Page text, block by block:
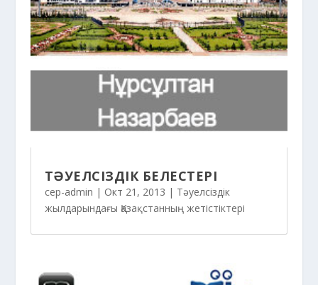
ТӘУЕЛСІЗДІК БЕЛЕСТЕРІ
cep-admin | Окт 21, 2013 | Тәуелсіздік
жылдарындағы Қазақстанның жетістіктері